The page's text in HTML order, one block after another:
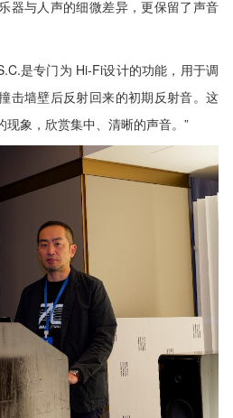
器与人声的细微差异，更保留了声音
是专门为 Hi-Fi设计的功能，用于调
击墙壁后反射回来的初期反射音。这
象，欣赏集中、清晰的声音。”